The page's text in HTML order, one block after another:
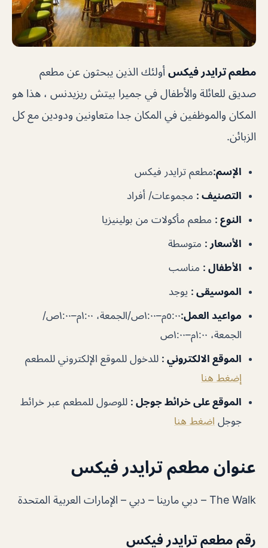
مطعم ترايدر فيكس أولئك الذين يبحثون عن مطعم
صديق للعائلة والأطفال في جميرا بيتش ريزيدنس ، هذا هو
المكان والموظفين في المكان جدا متعاونين ودودين مع كل
الزبائن.
الإسم:مطعم ترايدر فيكس
التصنيف : مجموعات/ أفراد
النوع : مطعم مأكولات من بولينيزيا
الأسعار : متوسطة
الأطفال : مناسب
الموسيقى : يوجد
مواعيد العمل:
٥:٠٠م–١:٠٠ص/الجمعة، ١:٠٠م–١:٠٠ص/
الجمعة، ١:٠٠م–١:٠٠ص
الموقع الالكتروني : للدخول للموقع الإلكتروني للمطعم
إضغط هنا
الموقع على خرائط جوجل : للوصول للمطعم عبر خرائط
جوجل اضغط هنا
عنوان مطعم ترايدر فيكس
The Walk – دبي مارينا – دبي – الإمارات العربية المتحدة
رقم مطعم ترايدر فيكس